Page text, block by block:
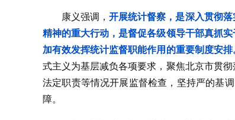
康义强调，开展统计督察，是深入贯彻
精神的重大行动，是督促各级领导干部真抓
加有效发挥统计监督职能作用的重要制度安排
式主义为基层减负各项要求，聚焦北京市贯
法定职责等情况开展监督检查，坚持严的基
障。